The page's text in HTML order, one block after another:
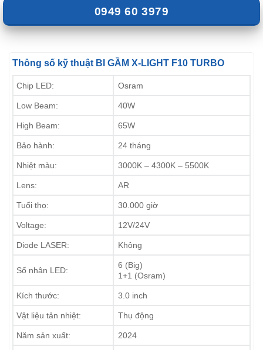
0949 60 3979
Thông số kỹ thuật BI GẦM X-LIGHT F10 TURBO
Chip LED: Osram
Low Beam: 40W
High Beam: 65W
Bảo hành: 24 tháng
Nhiệt màu: 3000K – 4300K – 5500K
Lens: AR
Tuổi thọ: 30.000 giờ
Voltage: 12V/24V
Diode LASER: Không
Số nhân LED:
6 (Big)
1+1 (Osram)
Kích thước: 3.0 inch
Vật liệu tản nhiệt: Thụ động
Năm sản xuất: 2024